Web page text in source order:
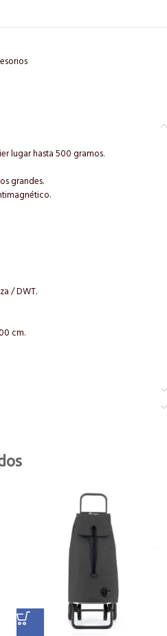
lugar hasta 500 gramos.
grandes.
/ DWT.
cm.